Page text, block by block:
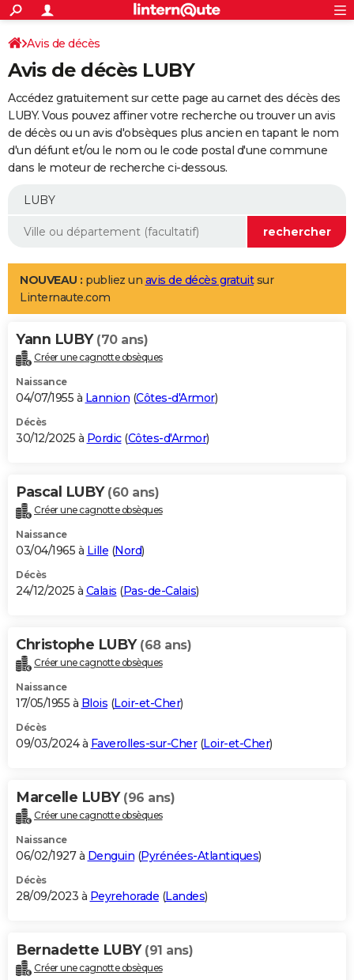
ACTUALITÉS
Politique
Société
Faits Divers
Education
Monde
Villes
+
SPORT
Coupe du monde 2026
Football
Tennis
Cyclisme
Rugby
Forum
Programme TV
TNTStreaming
Cinéma
Sorties cinéma
Musique
+FINANCE
Retraite
Impôts
Epargne
Immobilier
Risques naturels par ville
Banque
Assurance
Crédit
AUTO
Essais
Réserver un essai
Citadines
Berlines
SUV
Forum auto
+
Mobiles
Meilleur smartphone
Internet
Ordinateurs
Jeux vidéo
Guide high-tech
Aménagement intérieur
LIFESTYLE
Art de vivre
Bien-être
Loisirs
Mode
Modes de vie
Alimentation
Guide de la santé
Maladies
Médicaments
Sommeil
VOYAGE
Destinations
City break
Voyage nature
Voyage de noces
Forum
Climat
+PHOTO
GUIDES D'ACHAT
BONS PLANS
Carte de Noël
Carte Bonne année
Carte Saint-Valentin
Carte Pâques
Carte d'anniversaire
DICTIONNAIRE
Dictionnaire
Biographies
Citations
Expressions
Proverbes
PROGRAMME TV
S'inscrire
Se connecter
Lycées
Collèges
Primaires
Universités
Entreprises
Service militaire
Avis de recherche
AVIS DE DÉCÈS
Bricolage
Lifestyle
Culture
Sport
Auto
Television
Voyage
Cinema
Avis de décès
Avis de décès LUBY
Accédez gratuitement sur cette page au carnet des décès des
LUBY. Vous pouvez affiner votre recherche ou trouver un avis
de décès ou un avis d'obsèques plus ancien en tapant le nom
d'un défunt et/ou le nom ou le code postal d'une commune
dans le moteur de recherche ci-dessous.
NOUVEAU : publiez un avis de décès gratuitsur
Linternaute.com
Yann LUBY (70 ans)
Créer une cagnotte obsèques
Naissance
04/07/1955 à Lannion (Côtes-d'Armor)
Décès
30/12/2025 à Pordic(Côtes-d'Armor)
Pascal LUBY (60 ans)
Créer une cagnotte obsèques
Naissance
03/04/1965 à Lille (Nord)
Décès
24/12/2025 à Calais (Pas-de-Calais)
Christophe LUBY (68 ans)
Créer une cagnotte obsèques
Naissance
17/05/1955 à Blois (Loir-et-Cher)
Décès
09/03/2024 à Faverolles-sur-Cher(Loir-et-Cher)
Marcelle LUBY (96 ans)
Créer une cagnotte obsèques
Naissance
06/02/1927 à Denguin (Pyrénées-Atlantiques)
Décès
28/09/2023 à Peyrehorade (Landes)
Bernadette LUBY (91 ans)
Créer une cagnotte obsèques